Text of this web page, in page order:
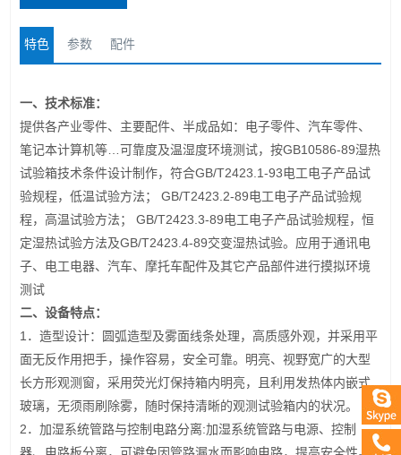
特色 参数 配件
一、技术标准：
提供各产业零件、主要配件、半成品如：电子零件、汽车零件、
笔记本计算机等…可靠度及温湿度环境测试，按GB10586-89湿热
试验箱技术条件设计制作，符合GB/T2423.1-93电工电子产品试
验规程，低温试验方法； GB/T2423.2-89电工电子产品试验规
程，高温试验方法； GB/T2423.3-89电工电子产品试验规程，恒
定湿热试验方法及GB/T2423.4-89交变湿热试验。应用于通讯电
子、电工电器、汽车、摩托车配件及其它产品部件进行摸拟环境
测试
二、设备特点：
1．造型设计：圆弧造型及雾面线条处理，高质感外观，并采用平
面无反作用把手，操作容易，安全可靠。明亮、视野宽广的大型
长方形观测窗，采用荧光灯保持箱内明亮，且利用发热体内嵌式
玻璃，无须雨刷除雾，随时保持清晰的观测试验箱内的状况。
2．加湿系统管路与控制电路分离:加湿系统管路与电源、控制